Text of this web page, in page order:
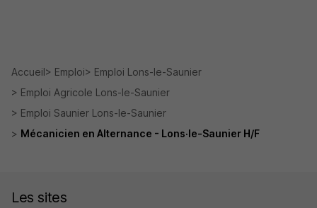
Accueil Emploi
Emploi Lons-le-Saunier
Emploi Agricole Lons-le-Saunier
Emploi Saunier Lons-le-Saunier
Mécanicien en Alternance - Lons·le-Saunier H/F
Les sites